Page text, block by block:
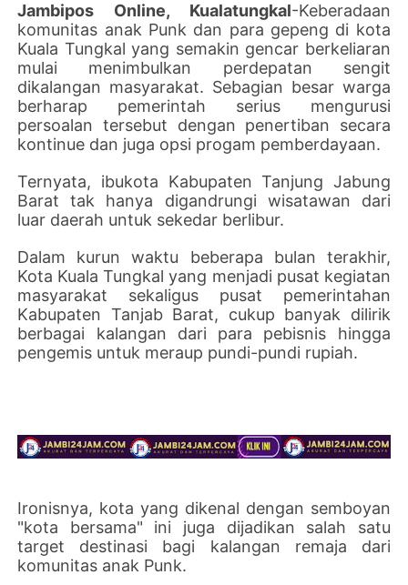
Jambipos Online, Kualatungkal-Keberadaan
komunitas anak Punk dan para gepeng di kota
Kuala Tungkal yang semakin gencar berkeliaran
mulai menimbulkan perdepatan sengit
dikalangan masyarakat. Sebagian besar warga
berharap pemerintah serius mengurusi
persoalan tersebut dengan penertiban secara
kontinue dan juga opsi progam pemberdayaan.
Ternyata, ibukota Kabupaten Tanjung Jabung
Barat tak hanya digandrungi wisatawan dari
luar daerah untuk sekedar berlibur.
Dalam kurun waktu beberapa bulan terakhir,
Kota Kuala Tungkal yang menjadi pusat kegiatan
masyarakat sekaligus pusat pemerintahan
Kabupaten Tanjab Barat, cukup banyak dilirik
berbagai kalangan dari para pebisnis hingga
pengemis untuk meraup pundi-pundi rupiah.
Ironisnya, kota yang dikenal dengan semboyan
"kota bersama" ini juga dijadikan salah satu
target destinasi bagi kalangan remaja dari
komunitas anak Punk.